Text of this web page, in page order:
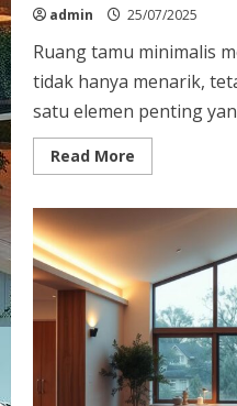
admin 25/07/2025
Ruang tamu minimalis
tidak hanya menarik,
satu elemen penting
Read More
more
Plafon
Gypsum
untuk
Ruang
Tamu
Minimalis:
Solusi
Estetika
dan
Fungsional
yang
Elegan